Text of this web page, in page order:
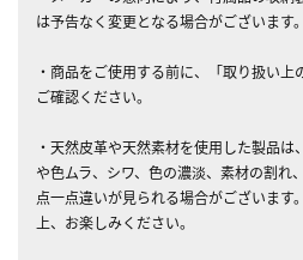
は予告なく変更となる場合がございます。
・商品をご使用する前に、「取り扱い
ご確認ください。
・天然皮革や天然素材を使用した製品
や色ムラ、シワ、色の濃淡、素材の割れ
点一点違いが見られる場合がございます
上、お楽しみください。